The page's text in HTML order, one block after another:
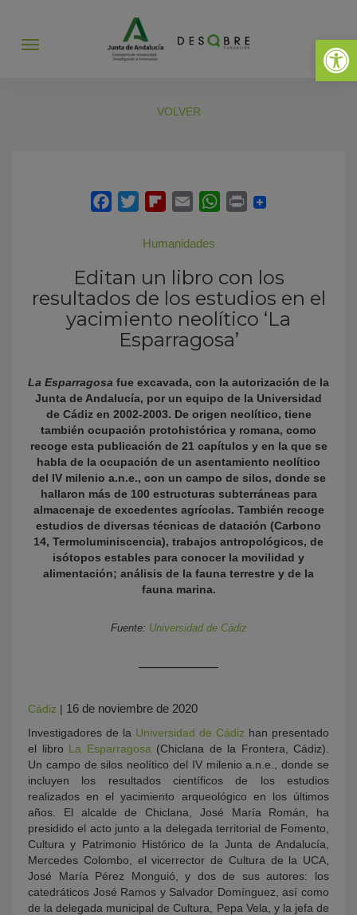
Abrir
Abrir
VOLVER
Humanidades
Editan un libro con los
resultados de los estudios en el
yacimiento neolítico ‘La
Esparragosa’
La Esparragosa fue excavada, con la autorización de la
Junta de Andalucía, por un equipo de la Universidad
de Cádiz en 2002-2003. De origen neolítico, tiene
también ocupación protohistórica y romana, como
recoge esta publicación de 21 capítulos y en la que se
habla de la ocupación de un asentamiento neolítico
del IV milenio a.n.e., con un campo de silos, donde se
hallaron más de 100 estructuras subterráneas para
almacenaje de excedentes agrícolas. También recoge
estudios de diversas técnicas de datación (Carbono
14, Termoluminiscencia), trabajos antropológicos, de
isótopos estables para conocer la movilidad y
alimentación; análisis de la fauna terrestre y de la
fauna marina.
Fuente: Universidad de Cádiz
Cádiz | 16 de noviembre de 2020
Investigadores de la Universidad de Cádiz han presentado
el libro La Esparragosa (Chiclana de la Frontera, Cádiz).
Un campo de silos neolítico del IV milenio a.n.e., donde se
incluyen los resultados científicos de los estudios
realizados en el yacimiento arqueológico en los últimos
años. El alcalde de Chiclana, José María Román, ha
presidido el acto junto a la delegada territorial de Fomento,
Cultura y Patrimonio Histórico de la Junta de Andalucía,
Mercedes Colombo, el vicerrector de Cultura de la UCA,
José María Pérez Monguió, y dos de sus autores: los
catedráticos José Ramos y Salvador Domínguez, así como
de la delegada municipal de Cultura, Pepa Vela, y la jefa de